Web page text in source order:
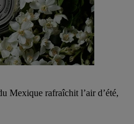
Mexique rafraîchit l’air d’été,